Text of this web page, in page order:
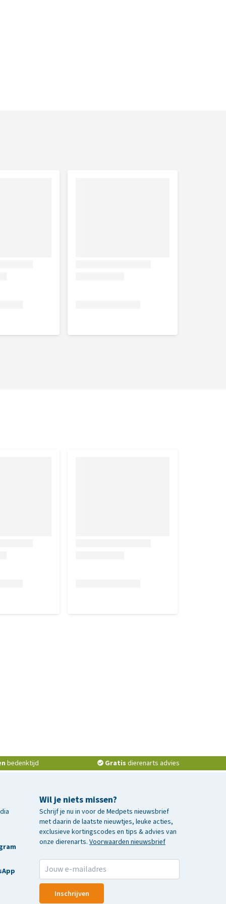
bedenktijd Gratis dierenarts advies
Wil je niets missen?
Schrijf je nu in voor de Medpets nieuwsbrief
met daarin de laatste nieuwtjes, leuke acties,
exclusieve kortingscodes en tips & advies van
onze dierenarts. Voorwaarden nieuwsbrief
Inschrijven